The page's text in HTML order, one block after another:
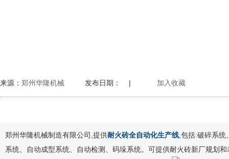
来源： 郑州华隆机械 发布日期： | 加入收藏
郑州华隆机械制造有限公司,提供耐火砖全自动化生产线,包括:破碎系统
系统、自动成型系统、自动检测、码垛系统。可提供耐火砖新厂规划